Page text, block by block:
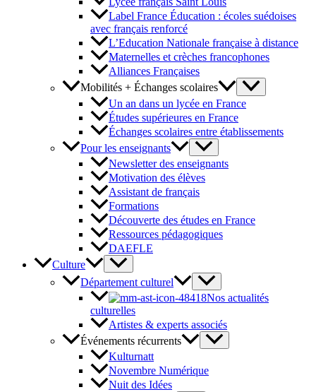
Label France Éducation : écoles suédoises
avec français renforcé
L’Education Nationale française à distance
Maternelles et crèches francophones
Alliances Françaises
Mobilités + Échanges scolaires
Un an dans un lycée en France
Études supérieures en France
Échanges scolaires entre établissements
Pour les enseignants
Newsletter des enseignants
Motivation des élèves
Assistant de français
Formations
Découverte des études en France
Ressources pédagogiques
DAEFLE
Culture
Département culturel
Nos actualités
culturelles
Artistes & experts associés
Événements récurrents
Kulturnatt
Novembre Numérique
Nuit des Idées